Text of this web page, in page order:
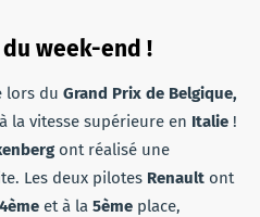
week-end !
lors du Grand Prix de Belgique,
la vitesse supérieure en Italie !
ont réalisé une
Les deux pilotes Renault ont
4ème et à la 5ème place,